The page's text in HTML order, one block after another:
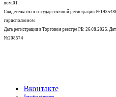
пом.01
Свидетельство о государственной регистрации
горисполкомом
Дата регистрации в Торговом реестре РБ: 26.08.2025.
№208574
Вконтакте